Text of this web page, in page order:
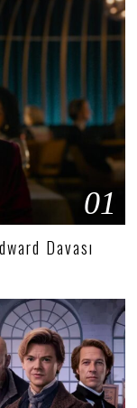
01
Davası